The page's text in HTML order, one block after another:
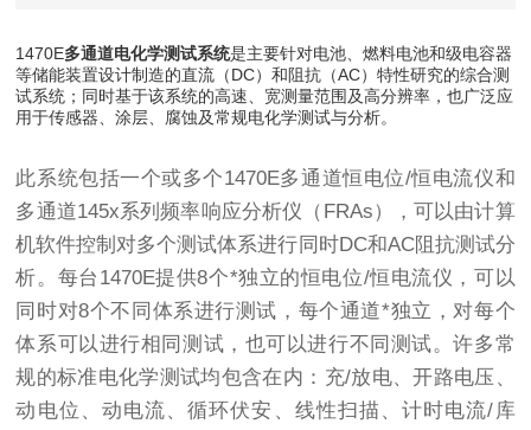
1470E多通道电化学测试系统是主要针对电池、燃料电池和级电容器
等储能装置设计制造的直流（DC）和阻抗（AC）特性研究的综合测
试系统；同时基于该系统的高速、宽测量范围及高分辨率，也广泛应
用于传感器、涂层、腐蚀及常规电化学测试与分析。
此系统包括一个或多个1470E多通道恒电位/恒电流仪和
多通道145x系列频率响应分析仪（FRAs），可以由计算
机软件控制对多个测试体系进行同时DC和AC阻抗测试分
析。每台1470E提供8个*独立的恒电位/恒电流仪，可以
同时对8个不同体系进行测试，每个通道*独立，对每个
体系可以进行相同测试，也可以进行不同测试。许多常
规的标准电化学测试均包含在内：充/放电、开路电压、
动电位、动电流、循环伏安、线性扫描、计时电流/库